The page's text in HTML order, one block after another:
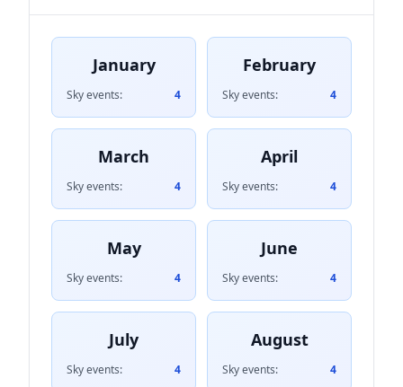
January
Sky events: 4
February
Sky events: 4
March
Sky events: 4
April
Sky events: 4
May
Sky events: 4
June
Sky events: 4
July
Sky events: 4
August
Sky events: 4